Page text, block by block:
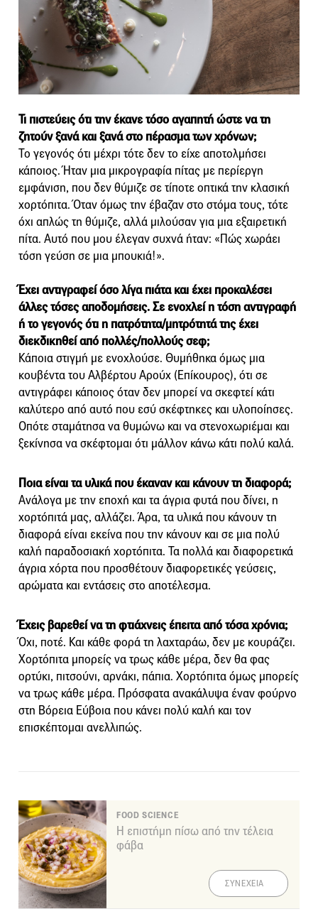
Τι πιστεύεις ότι την έκανε τόσο αγαπητή ώστε να τη
ζητούνξανά και ξανά στο πέρασμα των χρόνων;
Το γεγονός ότι μέχρι τότε δεν το είχε αποτολμήσει
κάποιος. Ήταν μια μικρογραφία πίτας με περίεργη
εμφάνιση, που δεν θύμιζε σε τίποτε οπτικά την κλασική
χορτόπιτα. Όταν όμως την έβαζαν στο στόμα τους, τότε
όχι απλώς τη θύμιζε, αλλά μιλούσαν για μια εξαιρετική
πίτα. Αυτό που μου έλεγαν συχνά ήταν: «Πώς χωράει
τόση γεύση σε μια μπουκιά!».
Έχει αντιγραφεί όσο λίγα πιάτα και έχει προκαλέσει
άλλεςτόσες αποδομήσεις. Σε ενοχλεί η τόση αντιγραφή
ή το γεγονόςότι η πατρότητα/μητρότητά της έχει
διεκδικηθεί από πολλές/πολλούς σεφ;
Κάποια στιγμή με ενοχλούσε. Θυμήθηκα όμως μια
κουβέντα του Αλβέρτου Αρούχ (Επίκουρος), ότι σε
αντιγράφει κάποιος όταν δεν μπορεί να σκεφτεί κάτι
καλύτερο από αυτό που εσύ σκέφτηκες και υλοποίησες.
Οπότε σταμάτησα να θυμώνω και να στενοχωριέμαι και
ξεκίνησα να σκέφτομαι ότι μάλλον κάνω κάτι πολύ καλά.
Ποια είναι τα υλικά που έκαναν και κάνουν τη διαφορά;
Ανάλογα με την εποχή και τα άγρια φυτά που δίνει, η
χορτόπιτά μας, αλλάζει. Άρα, τα υλικά που κάνουν τη
διαφορά είναι εκείνα που την κάνουν και σε μια πολύ
καλή παραδοσιακή χορτόπιτα. Τα πολλά και διαφορετικά
άγρια χόρτα που προσθέτουν διαφορετικές γεύσεις,
αρώματα και εντάσεις στο αποτέλεσμα.
Έχεις βαρεθεί να τη φτιάχνεις έπειτα από τόσα χρόνια;
Όχι, ποτέ. Και κάθε φορά τη λαχταράω, δεν με κουράζει.
Χορτόπιτα μπορείς να τρως κάθε μέρα, δεν θα φας
ορτύκι, πιτσούνι, αρνάκι, πάπια. Χορτόπιτα όμως μπορείς
να τρως κάθε μέρα. Πρόσφατα ανακάλυψα έναν φούρνο
στη Βόρεια Εύβοια που κάνει πολύ καλή και τον
επισκέπτομαι ανελλιπώς.
FOOD SCIENCE
Η επιστήμη πίσω από την τέλεια
φάβα
ΣΥΝΕΧΕΙΑ